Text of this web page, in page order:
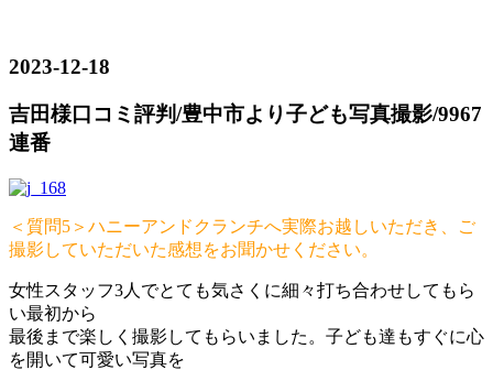
2023-12-18
吉田様口コミ評判/豊中市より子ども写真撮影/9967
連番
＜質問5＞ハニーアンドクランチへ実際お越しいただき、ご
撮影していただいた感想をお聞かせください。
女性スタッフ3人でとても気さくに細々打ち合わせしてもら
い最初から
最後まで楽しく撮影してもらいました。子ども達もすぐに心
を開いて可愛い写真を